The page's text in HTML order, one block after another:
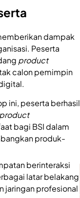
dampak
Peserta
product
calon pemimpin
ini, peserta berhasil
product
bagi BSI dalam
produk-
berinteraksi
latar belakang
jaringan profesional